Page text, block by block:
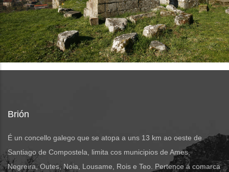
Brión
É un concello galego que se atopa a uns 13 km ao oeste de
Santiago de Compostela, limita cos municipios de Ames,
Negreira, Outes, Noia, Lousame, Rois e Teo. Pertence á comarca